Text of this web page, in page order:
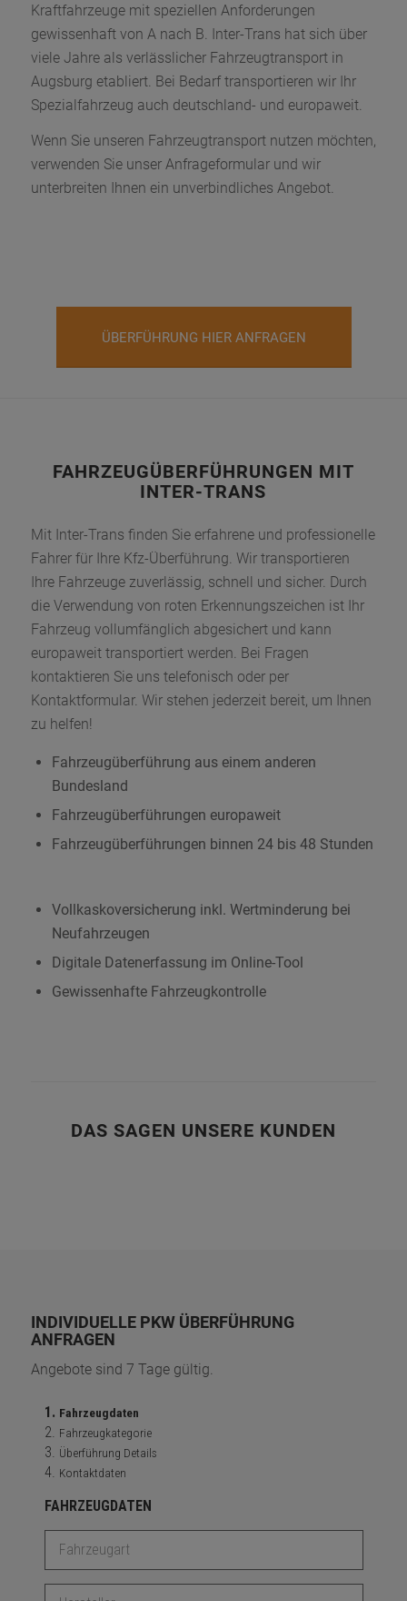
Kraftfahrzeuge mit speziellen Anforderungen
gewissenhaft von A nach B. Inter-Trans hat sich über
viele Jahre als verlässlicher Fahrzeugtransport in
Augsburg etabliert. Bei Bedarf transportieren wir Ihr
Spezialfahrzeug auch deutschland- und europaweit.
Wenn Sie unseren Fahrzeugtransport nutzen möchten,
verwenden Sie unser Anfrageformular und wir
unterbreiten Ihnen ein unverbindliches Angebot.
ÜBERFÜHRUNG HIER ANFRAGEN
FAHRZEUGÜBERFÜHRUNGEN MIT
INTER-TRANS
Mit Inter-Trans finden Sie erfahrene und professionelle
Fahrer für Ihre Kfz-Überführung. Wir transportieren
Ihre Fahrzeuge zuverlässig, schnell und sicher. Durch
die Verwendung von roten Erkennungszeichen ist Ihr
Fahrzeug vollumfänglich abgesichert und kann
europaweit transportiert werden. Bei Fragen
kontaktieren Sie uns telefonisch oder per
Kontaktformular. Wir stehen jederzeit bereit, um Ihnen
zu helfen!
Fahrzeugüberführung aus einem anderen
Bundesland
Fahrzeugüberführungen europaweit
Fahrzeugüberführungen binnen 24 bis 48 Stunden
Vollkaskoversicherung inkl. Wertminderung bei
Neufahrzeugen
Digitale Datenerfassung im Online-Tool
Gewissenhafte Fahrzeugkontrolle
DAS SAGEN UNSERE KUNDEN
INDIVIDUELLE PKW ÜBERFÜHRUNG
ANFRAGEN
Angebote sind 7 Tage gültig.